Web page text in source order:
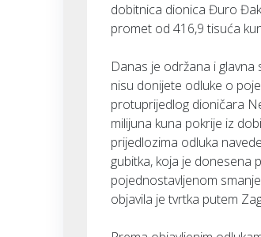
dobitnica dionica Đuro
promet od 416,9 tisuća
Danas je održana i
nisu donijete odluke o
protuprijedlog dioničara
milijuna kuna pokrije iz
prijedlozima odluka
gubitka, koja je donesena
pojednostavljenom
objavila je tvrtka putem